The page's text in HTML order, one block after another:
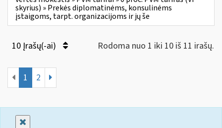
skyrius) » Prekės diplomatinėms, konsulinėms
įstaigoms, tarpt. organizacijoms ir jų še
10 Įrašų(-ai) Rodoma nuo 1 iki 10 iš 11 irašų.
1 2